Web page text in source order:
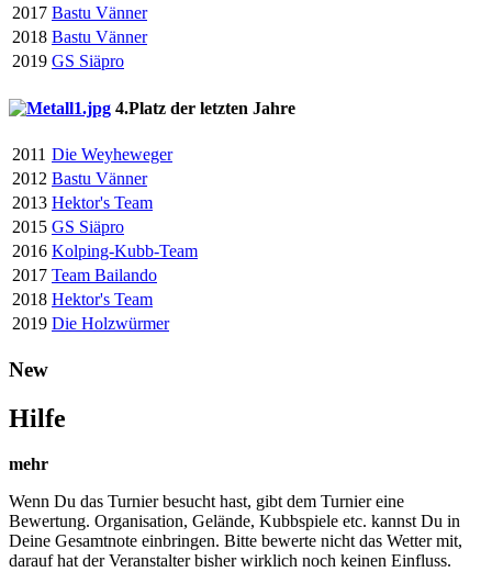
2017 Bastu Vänner
2018 Bastu Vänner
2019 GS Siäpro
4.Platz der letzten Jahre
2011 Die Weyheweger
2012 Bastu Vänner
2013 Hektor's Team
2015 GS Siäpro
2016 Kolping-Kubb-Team
2017 Team Bailando
2018 Hektor's Team
2019 Die Holzwürmer
New
Hilfe
mehr
Wenn Du das Turnier besucht hast, gibt dem Turnier eine
Bewertung. Organisation, Gelände, Kubbspiele etc. kannst Du in
Deine Gesamtnote einbringen. Bitte bewerte nicht das Wetter mit,
darauf hat der Veranstalter bisher wirklich noch keinen Einfluss.